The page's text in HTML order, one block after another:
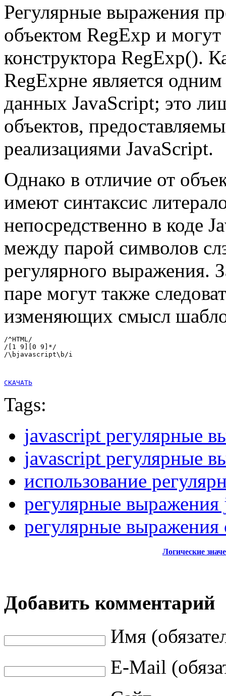
Регулярные выражения
объектом RegExp и
конструктора RegExp().
RegExpне является
данных JavaScript; это
объектов,
реализациями JavaScript.
Однако в отличие от
имеют синтаксис
непосредственно в коде
между парой символов
регулярного выражения.
паре могут также
изменяющих смысл
/^HTML/
/[1 9][0 9]*/
/\bjavascript\b/i
СКАЧАТЬ
Tags:
javascript регулярные
javascript регулярные
использование
регулярные выражения
регулярные выражения
Логические
Добавить комментарий
Имя
E-Mail